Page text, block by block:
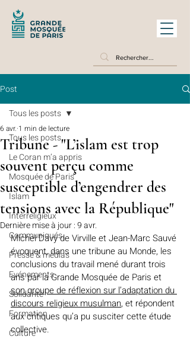
Post
Tous les posts
Le Coran m’a appris
Mosquée de Paris
Islam
Interreligieux
Communiqués
Presse & médias
Evénements
Solidarité
Formation
Culture
Tous les posts
Tribune - "L’islam est trop
souvent perçu comme
susceptible d’engendrer des
tensions avec la République"
6 avr. 1 min de lecture
Dernière mise à jour :9 avr.
Michel Davy de Virville et Jean-Marc Sauvé
évoquent, dans une tribune au Monde, les
conclusions du travail mené durant trois
ans par la Grande Mosquée de Paris et
son groupe de réflexion sur l’adaptation du
discours religieux musulman, et répondent
aux critiques qu’a pu susciter cette étude
collective.